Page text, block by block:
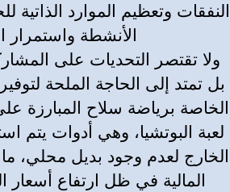
النفقات وتعظيم الموارد الذاتية
الأنشطة واستمرار
ولا تقتصر التحديات على
بل تمتد إلى الحاجة الملحة
الخاصة برياضة سلاح المبارزة
لعبة البوتشيا، وهي أدوات يتم
الخارج لعدم وجود بديل محلي،
المالية في ظل ارتفاع أسعار